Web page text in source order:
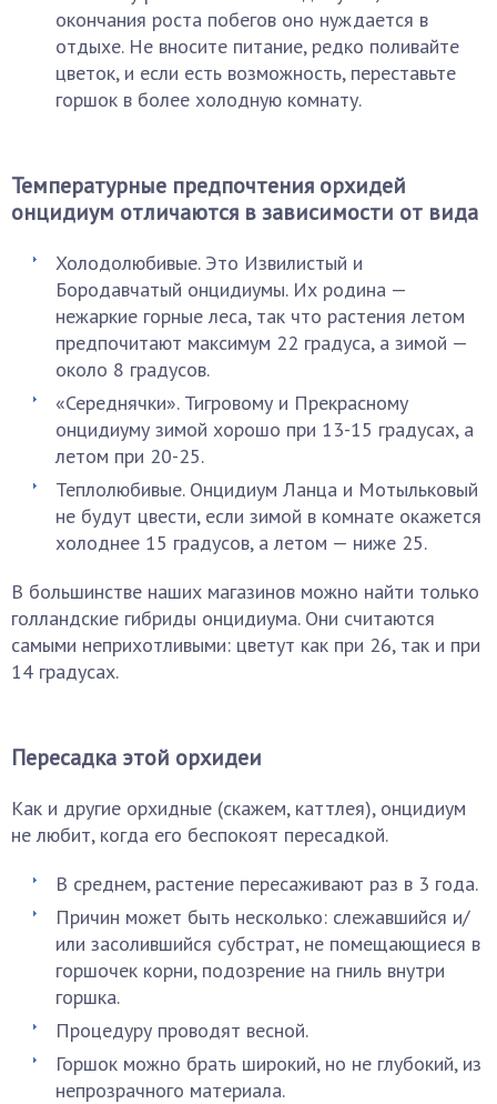
окончания роста побегов оно нуждается в
отдыхе. Не вносите питание, редко поливайте
цветок, и если есть возможность, переставьте
горшок в более холодную комнату.
Температурные предпочтения орхидей
онцидиум отличаются в зависимости от вида
Холодолюбивые. Это Извилистый и
Бородавчатый онцидиумы. Их родина —
нежаркие горные леса, так что растения летом
предпочитают максимум 22 градуса, а зимой —
около 8 градусов.
«Середнячки». Тигровому и Прекрасному
онцидиуму зимой хорошо при 13-15 градусах, а
летом при 20-25.
Теплолюбивые. Онцидиум Ланца и Мотыльковый
не будут цвести, если зимой в комнате окажется
холоднее 15 градусов, а летом — ниже 25.
В большинстве наших магазинов можно найти только
голландские гибриды онцидиума. Они считаются
самыми неприхотливыми: цветут как при 26, так и при
14 градусах.
Пересадка этой орхидеи
Как и другие орхидные (скажем, каттлея), онцидиум
не любит, когда его беспокоят пересадкой.
В среднем, растение пересаживают раз в 3 года.
Причин может быть несколько: слежавшийся и/
или засолившийся субстрат, не помещающиеся в
горшочек корни, подозрение на гниль внутри
горшка.
Процедуру проводят весной.
Горшок можно брать широкий, но не глубокий, из
непрозрачного материала.